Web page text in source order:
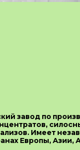
завод по
Имеет
Европы,